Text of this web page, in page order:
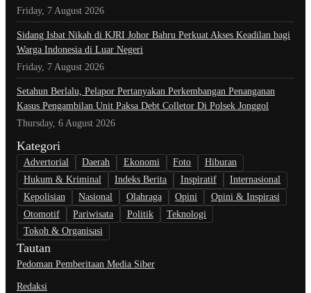
Friday, 7 August 2026
Sidang Isbat Nikah di KJRI Johor Bahru Perkuat Akses Keadilan bagi
Warga Indonesia di Luar Negeri
Friday, 7 August 2026
Setahun Berlalu, Pelapor Pertanyakan Perkembangan Penanganan
Kasus Pengambilan Unit Paksa Debt Colletor Di Polsek Jonggol
Thursday, 6 August 2026
Kategori
Advertorial Daerah Ekonomi Foto
Hiburan
Hukum & Kriminal
Indeks Berita Inspiratif
Internasional
Kepolisian
Nasional Olahraga Opini
Opini & Inspirasi
Otomotif
Pariwisata Politik
Teknologi
Tokoh & Organisasi
Tautan
Pedoman Pemberitaan Media Siber
Redaksi